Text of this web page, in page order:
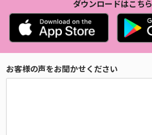
ダウンロードはこちら
お客様の声をお聞かせください